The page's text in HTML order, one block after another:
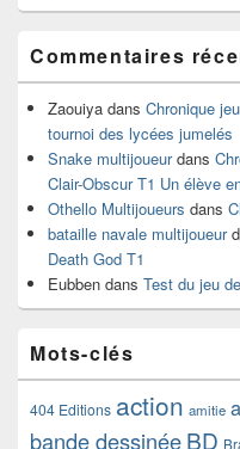
Commentaires
Zaouiya dans Chronique
tournoi des lycées jumelés
Snake multijoueurdans
Clair-Obscur T1 Un élève
Othello Multijoueurs dans
bataille navale multijoueur
Death God T1
Eubben dans Test du jeu
Mots-clés
404 Editions action amitie
bande dessinéeBD